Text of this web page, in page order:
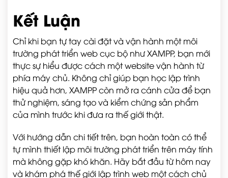
Kết Luận
Chỉ khi bạn tự tay cài đặt và vận hành một môi
trường phát triển web cục bộ như XAMPP, bạn mới
thực sự hiểu được cách một website vận hành từ
phía máy chủ. Không chỉ giúp bạn học lập trình
hiệu quả hơn, XAMPP còn mở ra cánh cửa để bạn
thử nghiệm, sáng tạo và kiểm chứng sản phẩm
của mình trước khi đưa ra thế giới thật.
Với hướng dẫn chi tiết trên, bạn hoàn toàn có thể
tự mình thiết lập môi trường phát triển trên máy tính
mà không gặp khó khăn. Hãy bắt đầu từ hôm nay
và khám phá thế giới lập trình web một cách chủ